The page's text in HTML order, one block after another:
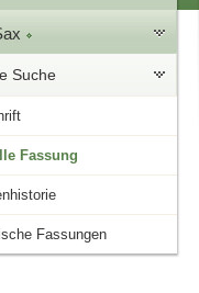
Suche
Fassung
Fassungen